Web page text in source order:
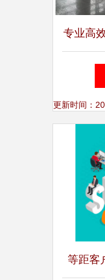
专业高
林文展
会
更新时间：
等距客